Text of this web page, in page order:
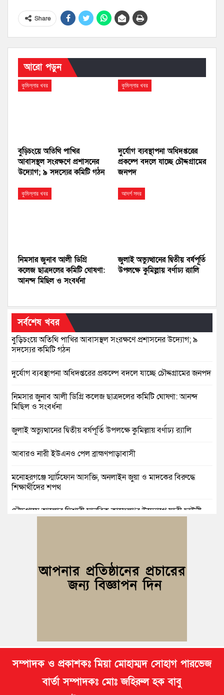
Share
আরো পড়ুন
কুমিল্লার খবর
বুড়িচংয়ে অতিথি পাখির
আবাসস্থল সংরক্ষণে প্রশাসনের
উদ্যোগ; ৯ সদস্যের কমিটি গঠন
কুমিল্লার খবর
দুর্যোগ ব্যবস্থাপনা অধিদপ্তরের
প্রকল্পে বদলে যাচ্ছে চৌদ্দগ্রামের
জনপদ
কুমিল্লার খবর
নিমসার জুনাব আলী ডিগ্রি
কলেজ ছাত্রদলের কমিটি ঘোষণা:
আনন্দ মিছিল ও সংবর্ধনা
আদর্শ সদর
জুলাই অভ্যুত্থানের দ্বিতীয় বর্ষপূর্তি
উপলক্ষে কুমিল্লায় বর্ণাঢ্য র‍্যালি
সর্বশেষ খবর
বুড়িচংয়ে অতিথি পাখির আবাসস্থল সংরক্ষণে প্রশাসনের উদ্যোগ; ৯
সদস্যের কমিটি গঠন
দুর্যোগ ব্যবস্থাপনা অধিদপ্তরের প্রকল্পে বদলে যাচ্ছে চৌদ্দগ্রামের জনপদ
নিমসার জুনাব আলী ডিগ্রি কলেজ ছাত্রদলের কমিটি ঘোষণা: আনন্দ
মিছিল ও সংবর্ধনা
জুলাই অভ্যুত্থানের দ্বিতীয় বর্ষপূর্তি উপলক্ষে কুমিল্লায় বর্ণাঢ্য র‍্যালি
আবারও নারী ইউএনও পেল ব্রাহ্মণপাড়াবাসী
মনোহরগঞ্জে স্মার্টফোন আসক্তি, অনলাইন জুয়া ও মাদকের বিরুদ্ধে
শিক্ষার্থীদের শপথ
চৌদ্দগ্রামে আলোর দিশারী মানবিক কাফেলা’র উদ্যোগে যাত্রী ছাউনী
জলিল ও শাহ ইমরানের নেতৃত্বে বরুড়া উপজেলা স্বেচ্ছাসেবক দলের
আংশিক কমিটি ঘোষণা
সম্পাদক ও প্রকাশকঃ মিয়া মোহাম্মদ সোহাগ পারভেজ
বার্তা সম্পাদকঃ মোঃ জহিরুল হক বাবু